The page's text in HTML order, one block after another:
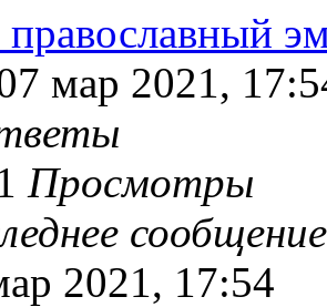
мар 2021,
Просмотры
2021, 17:54